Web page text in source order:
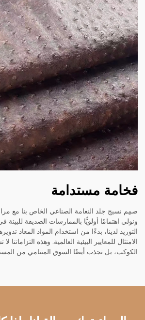
فخامة مستدامة
صمِم نسيج جلد النعامة الصناعي الخاص بنا مع
ونولي اهتمامًا أولويًّا بالممارسات الصديقة
التوريد لدينا، بدءًا من استخدام المواد المعاد
الامتثال للمعايير البيئية العالمية. وهذه
الكوكب، بل تجذب أيضًا السوق المتنامي من